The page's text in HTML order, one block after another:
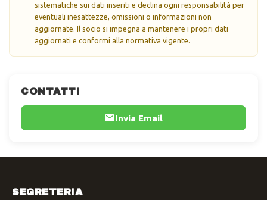
CONTATTI
Invia Email
sistematiche sui dati inseriti e declina ogni responsabilità per
eventuali inesattezze, omissioni o informazioni non
aggiornate. Il socio si impegna a mantenere i propri dati
aggiornati e conformi alla normativa vigente.
SEGRETERIA